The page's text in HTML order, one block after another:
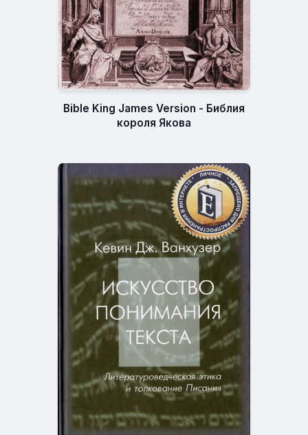
Bible King James Version - Библия
короля Якова